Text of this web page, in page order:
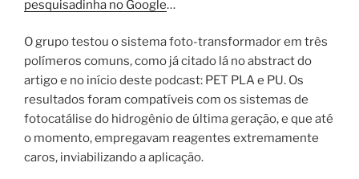
pesquisadinha no Google…
O grupo testou o sistema foto-transformador em três
polímeros comuns, como já citado lá no abstract do
artigo e no início deste podcast: PET PLA e PU. Os
resultados foram compatíveis com os sistemas de
fotocatálise do hidrogênio de última geração, e que até
o momento, empregavam reagentes extremamente
caros, inviabilizando a aplicação.